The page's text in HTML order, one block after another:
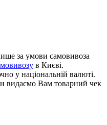
за умови самовивоза
в Києві.
у національній валюті.
видаємо Вам товарний чек